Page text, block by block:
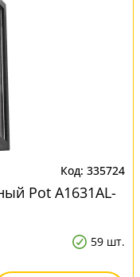
335724
Pot A1631AL-
59 шт.